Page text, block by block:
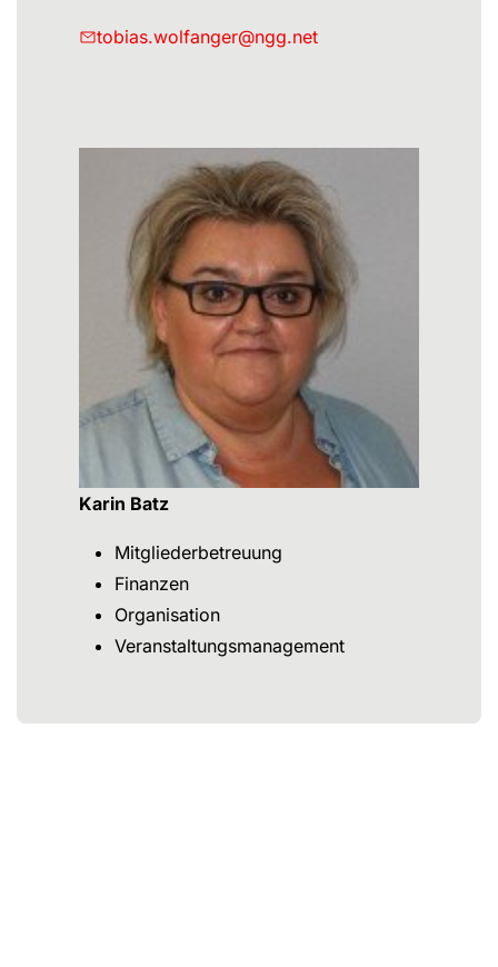
tobias.wolfanger@ngg.net
Karin Batz
Mitgliederbetreuung
Finanzen
Organisation
Veranstaltungsmanagement